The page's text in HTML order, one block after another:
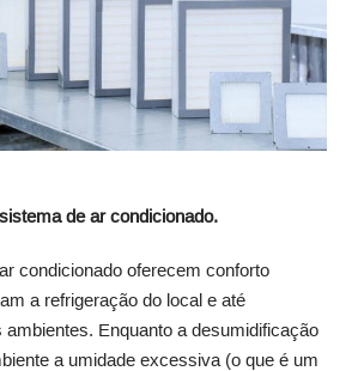
de ar condicionado.
condicionado oferecem conforto
a refrigeração do local e até
Enquanto a desumidificação
a umidade excessiva (o que é um